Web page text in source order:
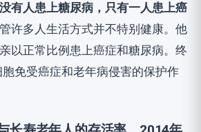
有人患上糖尿病，只有一人患上癌
许多人生活方式并不特别健康。他
以正常比例患上癌症和糖尿病。终
免受癌症和老年病侵害的保护作